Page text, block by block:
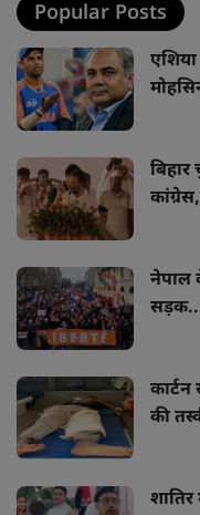
Popular Posts
एशिया
नेपाल
की